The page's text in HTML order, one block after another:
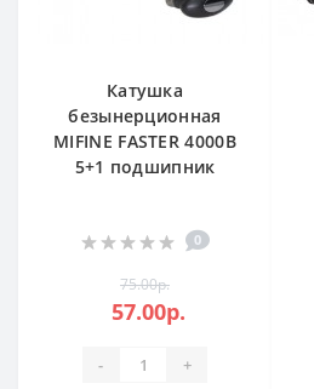
Катушка
безынерционная
MIFINE FASTER 4000B
5+1 подшипник
0
75.00р.
57.00р.
- +